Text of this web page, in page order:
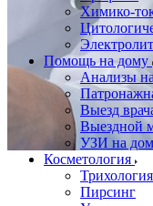
Химико-
Помощь на дому
Анализы
Выезд
Выездной
УЗИ на
Косметология
Трихология
Пирсинг